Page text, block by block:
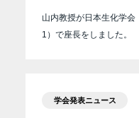
山内教授が日本生化学
1）で座長をしました。
学会発表ニュース